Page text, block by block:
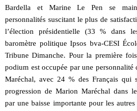
Bardella et Marine Le Pen se
personnalités suscitant le plus de
l’élection présidentielle (33 % dans
baromètre politique Ipsos bva-CESI
Tribune Dimanche. Pour la première
podium est occupée par une
Maréchal, avec 24 % des Français qui
progression de Marion Maréchal dans
par une baisse importante pour les